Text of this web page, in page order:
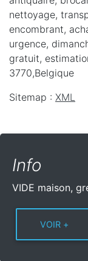
nettoyage,
encombrant,
urgence,
gratuit,
3770,Belgique
Sitemap : XML
Info
VIDE maison,